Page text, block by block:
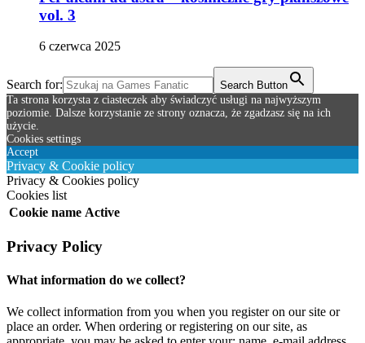
vol. 3
6 czerwca 2025
Search for:
Search Button
Ta strona korzysta z ciasteczek aby świadczyć usługi na najwyższym
poziomie. Dalsze korzystanie ze strony oznacza, że zgadzasz się na ich
użycie.
Cookies settings
Accept
Privacy & Cookie policy
Privacy & Cookies policy
Cookies list
Cookie name Active
Privacy Policy
What information do we collect?
We collect information from you when you register on our site or
place an order. When ordering or registering on our site, as